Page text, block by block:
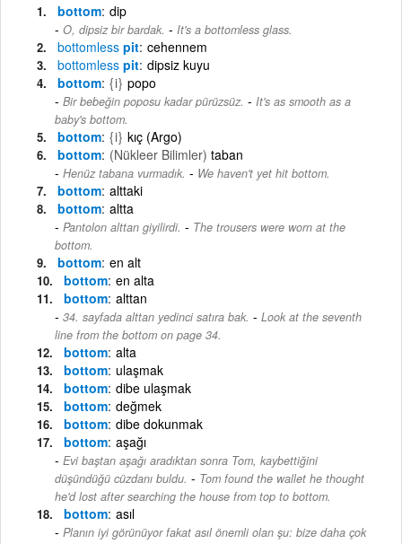
bottom dip
O, dipsiz bir bardak. - It's a bottomless glass.
bottomless pit cehennem
bottomless pit dipsiz kuyu
bottom {i} popo
Bir bebeğin poposu kadar pürüzsüz. - It's as smooth as a
baby's bottom.
bottom {i} kıç (Argo)
bottom (Nükleer Bilimler) taban
Henüz tabana vurmadık. - We haven't yet hit bottom.
bottom alttaki
bottom altta
Pantolon alttan giyilirdi. - The trousers were worn at the
bottom.
bottom en alt
bottom en alta
bottom alttan
34. sayfada alttan yedinci satıra bak. - Look at the seventh
line from the bottom on page 34.
bottom alta
bottom ulaşmak
bottom dibe ulaşmak
bottom değmek
bottom dibe dokunmak
bottom aşağı
Evi baştan aşağı aradıktan sonra Tom, kaybettiğini
düşündüğü cüzdanı buldu. - Tom found the wallet he thought
he'd lost after searching the house from top to bottom.
bottom asıl
Planın iyi görünüyor fakat asıl önemli olan şu: bize daha çok